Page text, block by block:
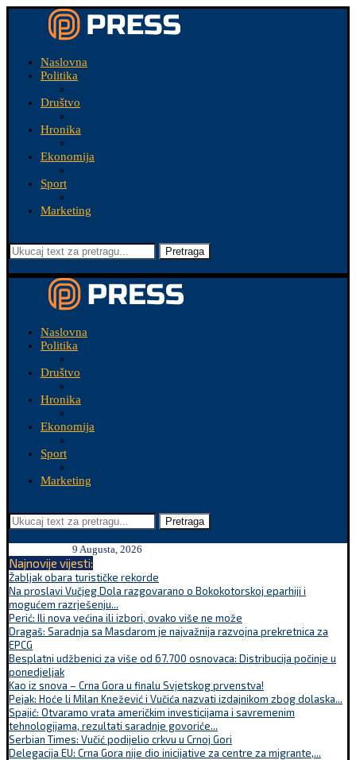
Naslovna
Politika
Društvo
Hronika
Ekonomija
Sport
Marketing
Pretraga
Naslovna
Politika
Društvo
Hronika
Ekonomija
Sport
Marketing
Pretraga
9 Augusta, 2026
Najnovije vijesti:
Žabljak obara turističke rekorde
Na proslavi Vučjeg Dola razgovarano o Bokokotorskoj eparhiji i
mogućem razrješenju...
Perić: Ili nova većina ili izbori, ovako više ne može
Dragaš: Saradnja sa Masdarom je najvažnija razvojna prekretnica za
EPCG
Besplatni udžbenici za više od 67.700 osnovaca: Distribucija počinje u
ponedjeljak
Kao iz snova – Crna Gora u finalu Svjetskog prvenstva!
Pejak: Hoće li Milan Knežević i Vučića nazvati izdajnikom zbog dolaska...
Spajić: Otvaramo vrata američkim investicijama i savremenim
tehnologijama, rezultati saradnje govoriće...
Serbian Times: Vučić podijelio crkvu u Crnoj Gori
Delegacija EU: Crna Gora nije dio inicijative za centre za migrante,...